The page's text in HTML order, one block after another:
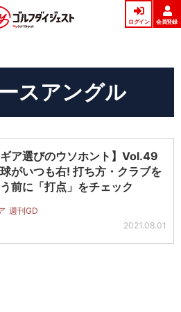
ログイン 会員登録
スアングル
ギア選びのウソホント】Vol.49
がいつも右! 打ち方・クラブを
前に「打点」をチェック
週刊GD
2021.08.01